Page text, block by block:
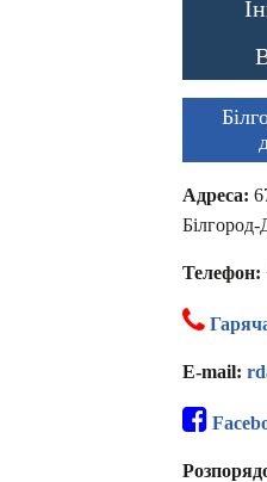
Адреса:
Білгород-
Телефон:
E-mail: